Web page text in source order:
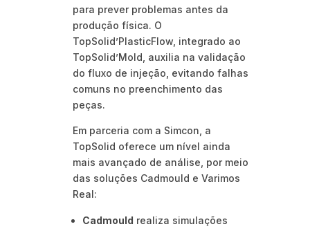
para prever problemas antes da
produção física. O
TopSolid’PlasticFlow, integrado ao
TopSolid’Mold, auxilia na validação
do fluxo de injeção, evitando falhas
comuns no preenchimento das
peças.
Em parceria com a Simcon, a
TopSolid oferece um nível ainda
mais avançado de análise, por meio
das soluções Cadmould e Varimos
Real:
Cadmould realiza simulações